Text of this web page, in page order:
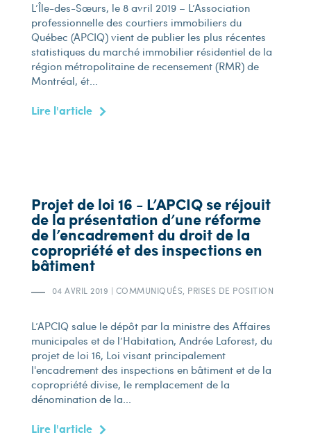
L’Île-des-Sœurs, le 8 avril 2019 – L’Association
professionnelle des courtiers immobiliers du
Québec (APCIQ) vient de publier les plus récentes
statistiques du marché immobilier résidentiel de la
région métropolitaine de recensement (RMR) de
Montréal, ét...
Lire l'article
Projet de loi 16 - L’APCIQ se réjouit
de la présentation d’une réforme
de l’encadrement du droit de la
copropriété et des inspections en
bâtiment
04 AVRIL 2019 | COMMUNIQUÉS, PRISES DE POSITION
L’APCIQ salue le dépôt par la ministre des Affaires
municipales et de l’Habitation, Andrée Laforest, du
projet de loi 16, Loi visant principalement
l'encadrement des inspections en bâtiment et de la
copropriété divise, le remplacement de la
dénomination de la...
Lire l'article